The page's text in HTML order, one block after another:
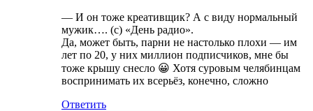
— И он тоже креативщик? А с виду нормальный
мужик…. (с) «День радио».
Да, может быть, парни не настолько плохи — им
лет по 20, у них миллион подписчиков, мне бы
тоже крышу снесло 😀 Хотя суровым челябинцам
воспринимать их всерьёз, конечно, сложно
Ответить